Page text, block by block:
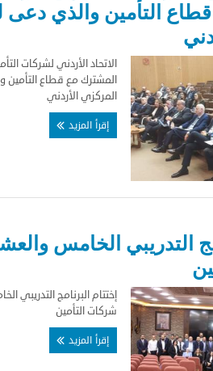
التأمين والذي دعى
الاتحاد الأردني لشركات
المشترك مع قطاع التأمين
المركزي الأردني
إقرأ المزيد
التدريبي الخامس
إختتام البرنامج التدريبي
شركات التأمين
إقرأ المزيد